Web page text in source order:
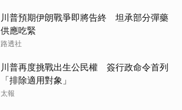
川普預期伊朗戰爭即將告終 坦承部分彈藥
供應吃緊
路透社
川普再度挑戰出生公民權 簽行政命令首列
「排除適用對象」
太報